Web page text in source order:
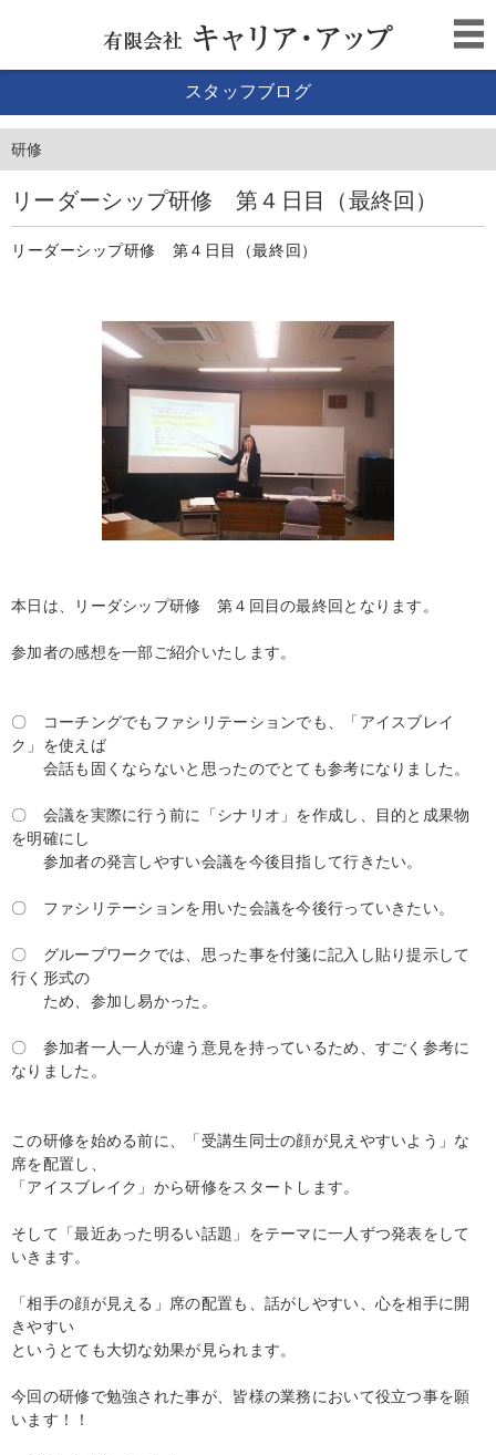
スタッフブログ
研修
リーダーシップ研修 第４日目（最終回）
リーダーシップ研修 第４日目（最終回）
本日は、リーダシップ研修 第４回目の最終回となります。
参加者の感想を一部ご紹介いたします。
〇 コーチングでもファシリテーションでも、「アイスブレイ
ク」を使えば
会話も固くならないと思ったのでとても参考になりました。
〇 会議を実際に行う前に「シナリオ」を作成し、目的と成果物
を明確にし
参加者の発言しやすい会議を今後目指して行きたい。
〇 ファシリテーションを用いた会議を今後行っていきたい。
〇 グループワークでは、思った事を付箋に記入し貼り提示して
行く形式の
ため、参加し易かった。
〇 参加者一人一人が違う意見を持っているため、すごく参考に
なりました。
この研修を始める前に、「受講生同士の顔が見えやすいよう」な
席を配置し、
「アイスブレイク」から研修をスタートします。
そして「最近あった明るい話題」をテーマに一人ずつ発表をして
いきます。
「相手の顔が見える」席の配置も、話がしやすい、心を相手に開
きやすい
というとても大切な効果が見られます。
今回の研修で勉強された事が、皆様の業務において役立つ事を願
います！！